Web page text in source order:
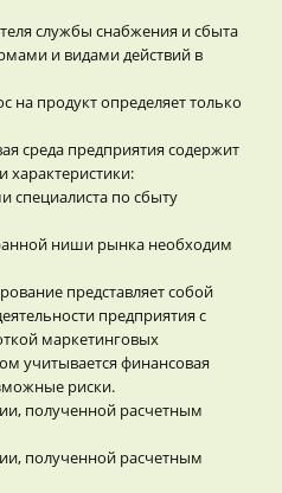
службы снабжения и сбыта
и видами действий в
на продукт определяет только
среда предприятия содержит
по сбыту
ниши рынка необходим
представляет собой
предприятия с
маркетинговых
учитывается финансовая
риски.
полученной расчетным
полученной расчетным